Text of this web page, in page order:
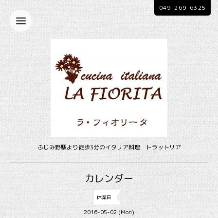
ふじみ野駅より徒歩3分のイタリア料理 トラットリア
049-269-6325
カレンダー
休業日
2016-05-02 (Mon)